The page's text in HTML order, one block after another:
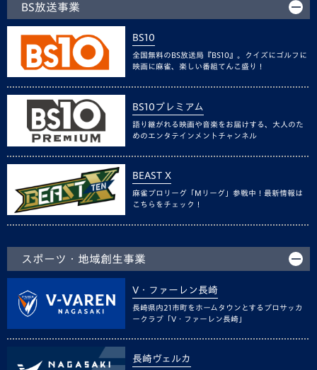
BS放送事業
BS10
全国無料のBS放送局『BS10』。クイズにゴルフに
映画に麻雀、楽しい番組てんこ盛り！
BS10プレミアム
語り継がれる映画や音楽をお届けする、大人のた
めのエンタテインメントチャンネル
BEAST X
麻雀プロリーグ「Mリーグ」参戦中！最新情報は
こちらをチェック！
スポーツ・地域創生事業
V・ファーレン長崎
長崎県内21市町をホームタウンとするプロサッカ
ークラブ「V・ファーレン長崎」
長崎ヴェルカ